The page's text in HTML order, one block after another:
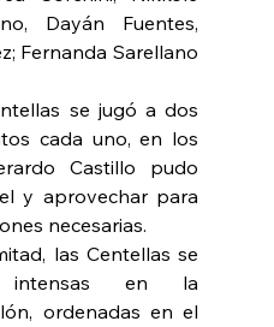
Dayán Fuentes,
Fernanda Sarellano
se jugó a dos
cada uno, en los
Castillo pudo
y aprovechar para
necesarias.
las Centellas se
intensas en la
ordenadas en el